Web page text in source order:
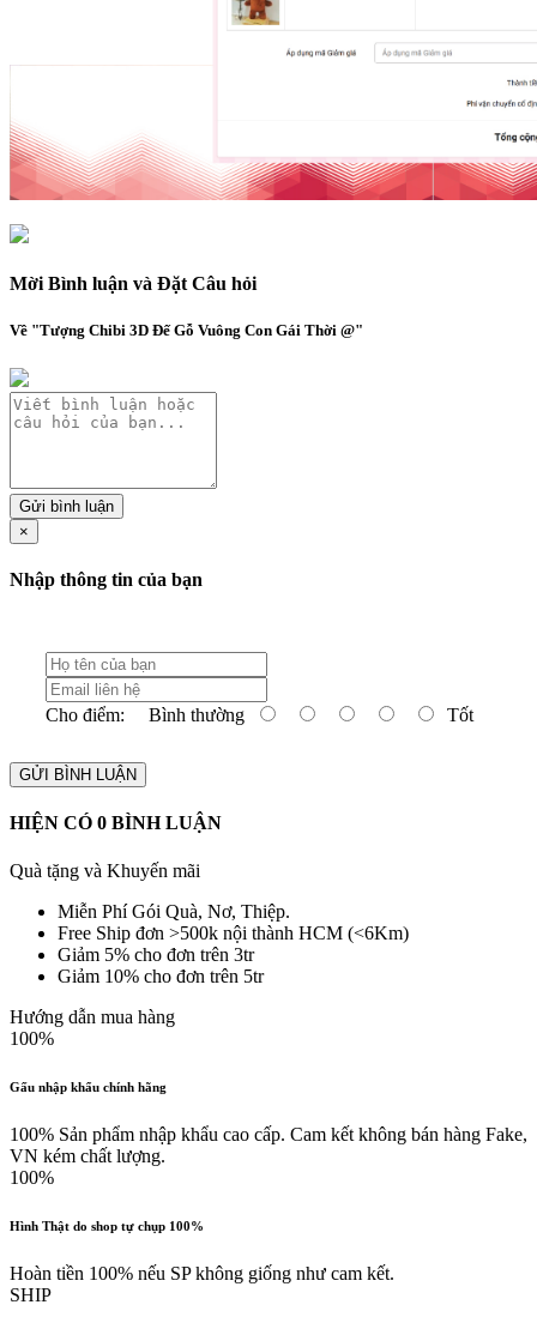
Mời Bình luận và Đặt Câu hỏi
Về "Tượng Chibi 3D Đế Gỗ Vuông Con Gái Thời @"
Gửi bình luận
×
Nhập thông tin của bạn
Cho điểm: Bình thường Tốt
GỬI BÌNH LUẬN
HIỆN CÓ 0 BÌNH LUẬN
Quà tặng và Khuyến mãi
Miễn Phí Gói Quà, Nơ, Thiệp.
Free Ship đơn >500k nội thành HCM (<6Km)
Giảm 5% cho đơn trên 3tr
Giảm 10% cho đơn trên 5tr
Hướng dẫn mua hàng
100%
Gấu nhập khẩu chính hãng
100% Sản phẩm nhập khẩu cao cấp. Cam kết không bán hàng Fake,
VN kém chất lượng.
100%
Hình Thật do shop tự chụp 100%
Hoàn tiền 100% nếu SP không giống như cam kết.
SHIP